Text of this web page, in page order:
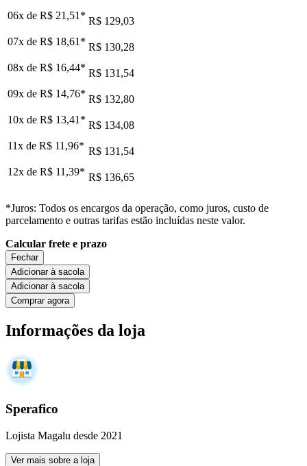
06x de R$ 21,51 * R$ 129,03
07x de R$ 18,61 * R$ 130,28
08x de R$ 16,44* R$ 131,54
09x de R$ 14,76* R$ 132,80
10x de R$ 13,41 * R$ 134,08
11x de R$ 11,96* R$ 131,54
12x de R$ 11,39* R$ 136,65
*Juros: Todos os encargos da operação, como juros, custo de
parcelamento e outras tarifas estão incluídas neste valor.
Calcular frete e prazo
Fechar
Adicionar à sacola
Adicionar à sacola
Comprar agora
Informações da loja
Sperafico
Lojista Magalu desde 2021
Ver mais sobre a loja